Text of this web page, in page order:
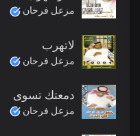
مزعل فرحان
لاتهرب
مزعل فرحان
دمعتك تسوى
مزعل فرحان